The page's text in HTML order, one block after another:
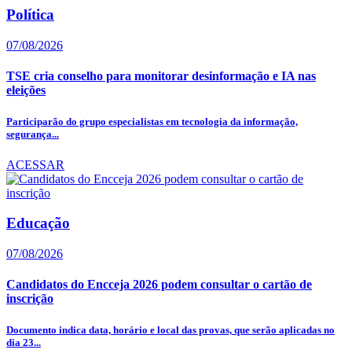
Política
07/08/2026
TSE cria conselho para monitorar desinformação e IA nas
eleições
Participarão do grupo especialistas em tecnologia da informação,
segurança...
ACESSAR
Educação
07/08/2026
Candidatos do Encceja 2026 podem consultar o cartão de
inscrição
Documento indica data, horário e local das provas, que serão aplicadas no
dia 23...